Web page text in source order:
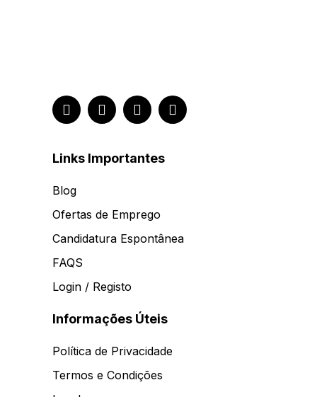
Links Importantes
Blog
Ofertas de Emprego
Candidatura Espontânea
FAQS
Login / Registo
Informações Úteis
Política de Privacidade
Termos e Condições